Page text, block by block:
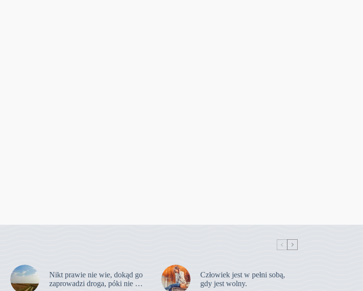
Nikt prawie nie wie, dokąd go
zaprowadzi droga, póki nie …
Człowiek jest w pełni sobą,
gdy jest wolny.